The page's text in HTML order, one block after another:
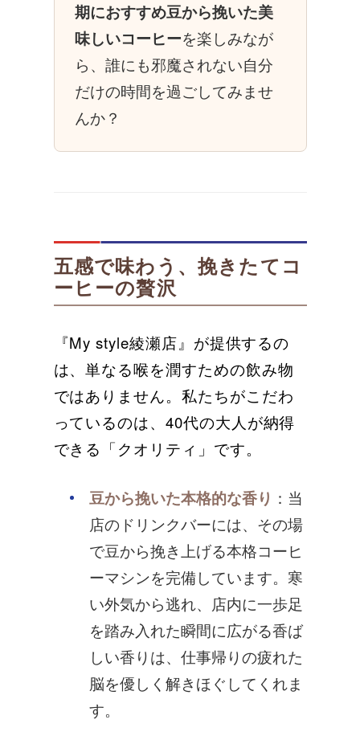
期におすすめ豆から挽いた美
味しいコーヒーを楽しみなが
ら、誰にも邪魔されない自分
だけの時間を過ごしてみませ
んか？
五感で味わう、挽きたてコ
ーヒーの贅沢
『My style綾瀬店』が提供するの
は、単なる喉を潤すための飲み物
ではありません。私たちがこだわ
っているのは、40代の大人が納得
できる「クオリティ」です。
豆から挽いた本格的な香り ：当
店のドリンクバーには、その場
で豆から挽き上げる本格コーヒ
ーマシンを完備しています。寒
い外気から逃れ、店内に一歩足
を踏み入れた瞬間に広がる香ば
しい香りは、仕事帰りの疲れた
脳を優しく解きほぐしてくれま
す。